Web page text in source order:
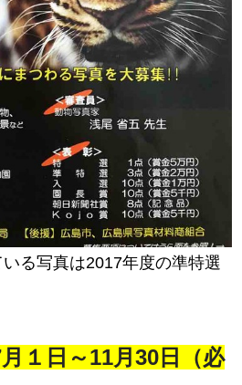
る写真は2017年度の準特選
１日～11月30日（必